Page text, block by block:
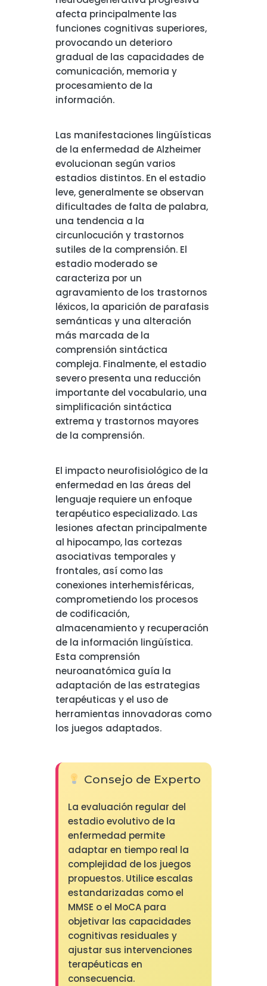
afecta principalmente las
funciones cognitivas superiores,
provocando un deterioro
gradual de las capacidades de
comunicación, memoria y
procesamiento de la
información.
Las manifestaciones lingüísticas
de la enfermedad de Alzheimer
evolucionan según varios
estadios distintos. En el estadio
leve, generalmente se observan
dificultades de falta de palabra,
una tendencia a la
circunlocución y trastornos
sutiles de la comprensión. El
estadio moderado se
caracteriza por un
agravamiento de los trastornos
léxicos, la aparición de parafasis
semánticas y una alteración
más marcada de la
comprensión sintáctica
compleja. Finalmente, el estadio
severo presenta una reducción
importante del vocabulario, una
simplificación sintáctica
extrema y trastornos mayores
de la comprensión.
El impacto neurofisiológico de la
enfermedad en las áreas del
lenguaje requiere un enfoque
terapéutico especializado. Las
lesiones afectan principalmente
al hipocampo, las cortezas
asociativas temporales y
frontales, así como las
conexiones interhemisféricas,
comprometiendo los procesos
de codificación,
almacenamiento y recuperación
de la información lingüística.
Esta comprensión
neuroanatómica guía la
adaptación de las estrategias
terapéuticas y el uso de
herramientas innovadoras como
los juegos adaptados.
Consejo de Experto
La evaluación regular del
estadio evolutivo de la
enfermedad permite
adaptar en tiempo real la
complejidad de los juegos
propuestos. Utilice escalas
estandarizadas como el
MMSE o el MoCA para
objetivar las capacidades
cognitivas residuales y
ajustar sus intervenciones
terapéuticas en
consecuencia.